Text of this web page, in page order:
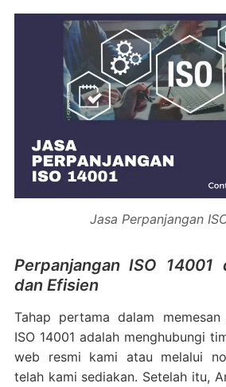
Jasa Perpanjangan
Perpanjangan ISO 14001
dan Efisien
Tahap pertama dalam
ISO 14001 adalah menghubungi
web resmi kami atau melalui
telah kami sediakan. Setelah itu,